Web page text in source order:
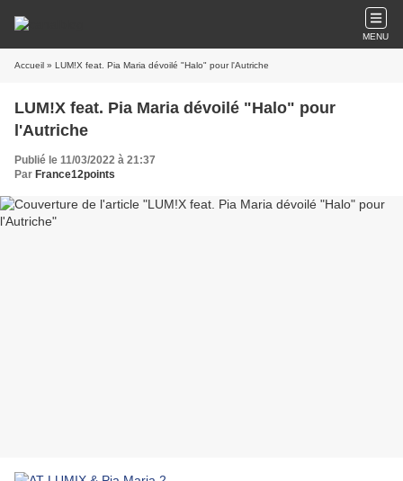
MENU
Accueil » LUM!X feat. Pia Maria dévoilé "Halo" pour l'Autriche
LUM!X feat. Pia Maria dévoilé "Halo" pour
l'Autriche
Publié le 11/03/2022 à 21:37
Par France12points